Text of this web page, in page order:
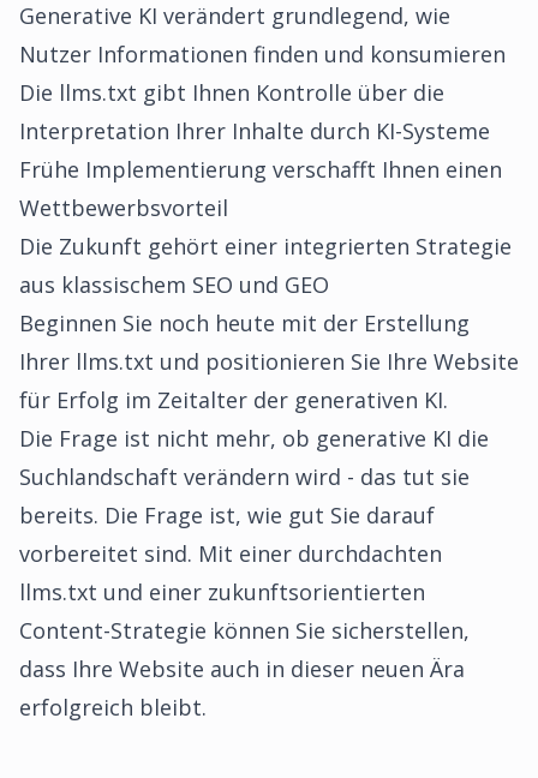
Generative KI verändert grundlegend, wie
Nutzer Informationen finden und konsumieren
Die llms.txt gibt Ihnen Kontrolle über die
Interpretation Ihrer Inhalte durch KI-Systeme
Frühe Implementierung verschafft Ihnen einen
Wettbewerbsvorteil
Die Zukunft gehört einer integrierten Strategie
aus klassischem SEO und GEO
Beginnen Sie noch heute mit der Erstellung
Ihrer llms.txt und positionieren Sie Ihre Website
für Erfolg im Zeitalter der generativen KI.
Die Frage ist nicht mehr, ob generative KI die
Suchlandschaft verändern wird - das tut sie
bereits. Die Frage ist, wie gut Sie darauf
vorbereitet sind. Mit einer durchdachten
llms.txt und einer zukunftsorientierten
Content-Strategie können Sie sicherstellen,
dass Ihre Website auch in dieser neuen Ära
erfolgreich bleibt.